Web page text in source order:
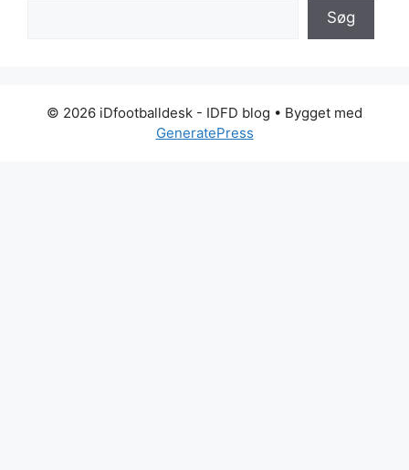
Søg
© 2026 iDfootballdesk - IDFD blog • Bygget med
GeneratePress